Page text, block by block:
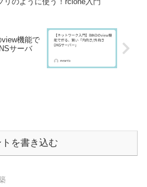
view機能で
サーバ
トを書き込む